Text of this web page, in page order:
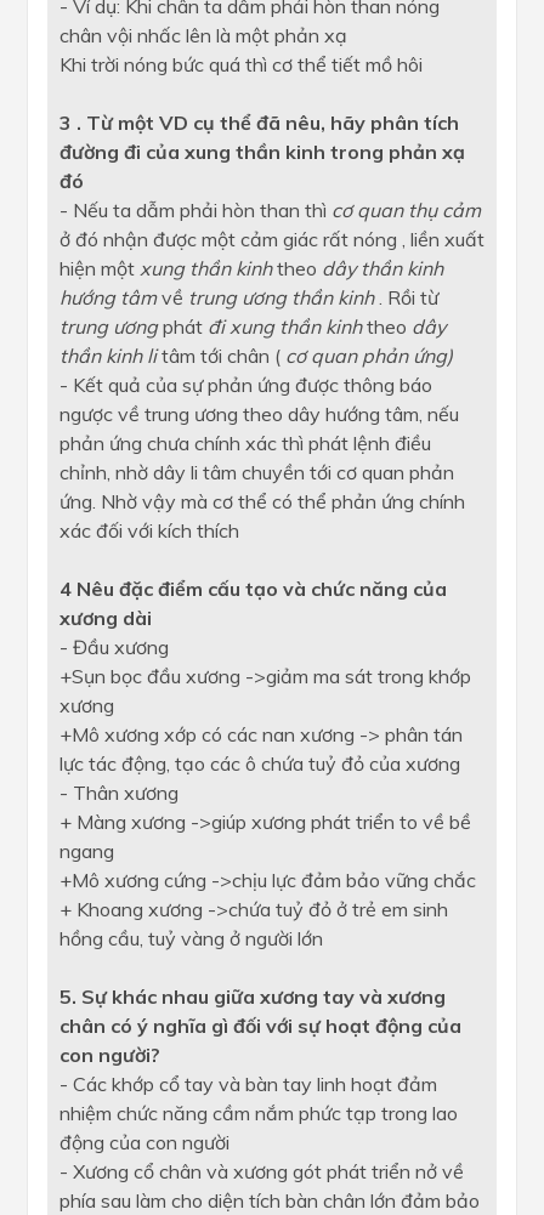
- Ví dụ: Khi chân ta dẫm phải hòn than nóng
chân vội nhấc lên là một phản xạ
Khi trời nóng bức quá thì cơ thể tiết mồ hôi
3 . Từ một VD cụ thể đã nêu, hãy phân tích
đường đi của xung thần kinh trong phản xạ
đó
- Nếu ta dẫm phải hòn than thì cơ quan thụ cảm
ở đó nhận được một cảm giác rất nóng , liền xuất
hiện một xung thần kinhtheo dây thần kinh
hướng tâmvề trung ương thần kinh. Rồi từ
trung ươngphát đi xung thần kinhtheo dây
thần kinh litâm tới chân ( cơ quan phản ứng)
- Kết quả của sự phản ứng được thông báo
ngược về trung ương theo dây hướng tâm, nếu
phản ứng chưa chính xác thì phát lệnh điều
chỉnh, nhờ dây li tâm chuyền tới cơ quan phản
ứng. Nhờ vậy mà cơ thể có thể phản ứng chính
xác đối với kích thích
4 Nêu đặc điểm cấu tạo và chức năng của
xương dài
- Đầu xương
+Sụn bọc đầu xương ->giảm ma sát trong khớp
xương
+Mô xương xớp có các nan xương -> phân tán
lực tác động, tạo các ô chứa tuỷ đỏ của xương
- Thân xương
+ Màng xương ->giúp xương phát triển to về bề
ngang
+Mô xương cứng ->chịu lực đảm bảo vững chắc
+ Khoang xương ->chứa tuỷ đỏ ở trẻ em sinh
hồng cầu, tuỷ vàng ở người lớn
5. Sự khác nhau giữa xương tay và xương
chân có ý nghĩa gì đối với sự hoạt động của
con người?
- Các khớp cổ tay và bàn tay linh hoạt đảm
nhiệm chức năng cầm nắm phức tạp trong lao
động của con người
- Xương cổ chân và xương gót phát triển nở về
phía sau làm cho diện tích bàn chân lớn đảm bảo